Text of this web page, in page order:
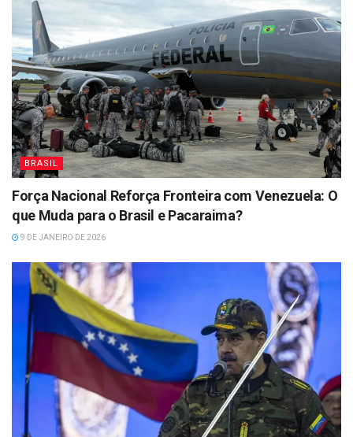
BRASIL
Força Nacional Reforça Fronteira com Venezuela: O
que Muda para o Brasil e Pacaraima?
9 DE JANEIRO DE 2026